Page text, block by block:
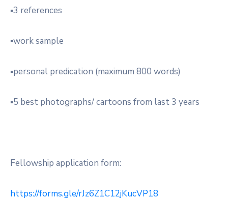
▪︎3 references
▪︎work sample
▪︎personal predication (maximum 800 words)
▪︎5 best photographs/ cartoons from last 3 years
Fellowship application form:
https://forms.gle/rJz6Z1C12jKucVP18